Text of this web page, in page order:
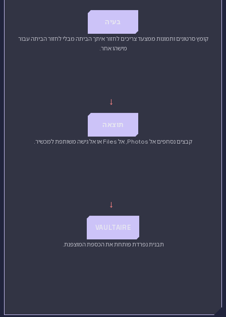
בעיה
קומץ סרטונים ותמונות ממצעד צריכים לחזור איתך הביתה מבלי לחזור הביתה עבור
מישהו אחר.
→
תוצאה
קבצים נסחפים אל Photos, אל Files או אל גישה משותפת למכשיר.
→
VAULTAIRE
תבנית נפרדת פותחת את הכספת המוצפנת.